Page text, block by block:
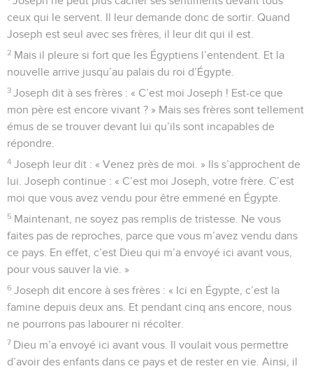
ceux qui le servent. Il leur demande donc de sortir. Quand
Joseph est seul avec ses frères, il leur dit qui il est.
2 Mais il pleure si fort que les Égyptiens l’entendent. Et la
nouvelle arrive jusqu’au palais du roi d’Égypte.
3 Joseph dit à ses frères : « C’est moi Joseph ! Est-ce que
mon père est encore vivant ? » Mais ses frères sont tellement
émus de se trouver devant lui qu’ils sont incapables de
répondre.
4 Joseph leur dit : « Venez près de moi. » Ils s’approchent de
lui. Joseph continue : « C’est moi Joseph, votre frère. C’est
moi que vous avez vendu pour être emmené en Égypte.
5 Maintenant, ne soyez pas remplis de tristesse. Ne vous
faites pas de reproches, parce que vous m’avez vendu dans
ce pays. En effet, c’est Dieu qui m’a envoyé ici avant vous,
pour vous sauver la vie. »
6 Joseph dit encore à ses frères : « Ici en Égypte, c’est la
famine depuis deux ans. Et pendant cinq ans encore, nous
ne pourrons pas labourer ni récolter.
7 Dieu m’a envoyé ici avant vous. Il voulait vous permettre
d’avoir des enfants dans ce pays et de rester en vie. Ainsi, il